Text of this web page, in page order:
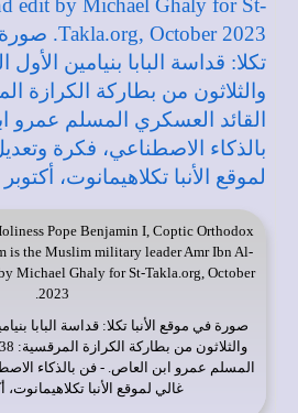
Pope Benjamin I, Coptic Orthodox
is the Muslim military leader Amr Ibn Al-
Michael Ghaly for St-Takla.org, October
2023.
صورة في موقع الأنبا تكلا: قداسة البابا
المسلم عمرو ابن العاص. - فن بالذكاء
غالي لموقع الأنبا تكلاهيمانوت، أكتوبر